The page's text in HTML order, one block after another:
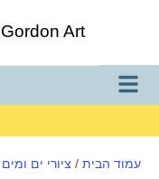
Gordon Art
עמוד הבית / ציורי ים ומים